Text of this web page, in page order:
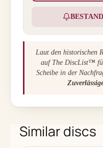
Laut den historischen
auf The DiscList™
Scheibe in der
Similar discs